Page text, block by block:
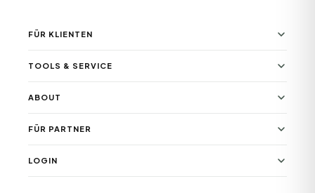
FÜR KLIENTEN
TOOLS & SERVICE
ABOUT
FÜR PARTNER
LOGIN